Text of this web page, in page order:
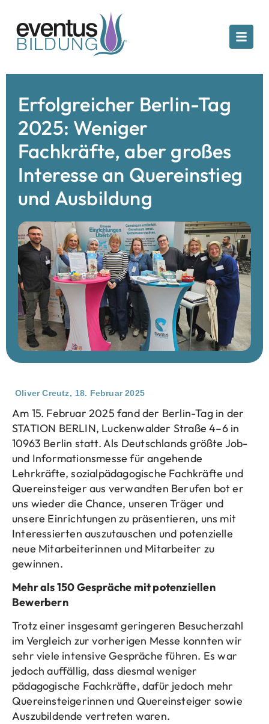
Erfolgreicher Berlin-Tag
2025: Weniger
Fachkräfte, aber großes
Interesse an Quereinstieg
und Ausbildung
Oliver Creutz, 18. Februar 2025
Am 15. Februar 2025 fand der Berlin-Tag in der
STATION BERLIN, Luckenwalder Straße 4–6 in
10963 Berlin statt. Als Deutschlands größte Job-
und Informationsmesse für angehende
Lehrkräfte, sozialpädagogische Fachkräfte und
Quereinsteiger aus verwandten Berufen bot er
uns wieder die Chance, unseren Träger und
unsere Einrichtungen zu präsentieren, uns mit
Interessierten auszutauschen und potenzielle
neue Mitarbeiterinnen und Mitarbeiter zu
gewinnen.
Mehr als 150 Gespräche mit potenziellen
Bewerbern
Trotz einer insgesamt geringeren Besucherzahl
im Vergleich zur vorherigen Messe konnten wir
sehr viele intensive Gespräche führen. Es war
jedoch auffällig, dass diesmal weniger
pädagogische Fachkräfte, dafür jedoch mehr
Quereinsteigerinnen und Quereinsteiger sowie
Auszubildende vertreten waren.